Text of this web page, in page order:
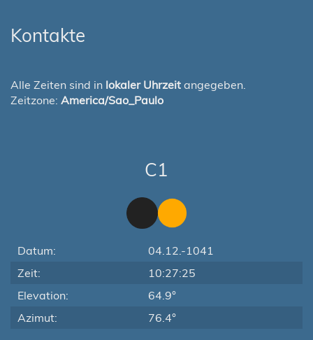
Kontakte
Alle Zeiten sind in lokaler Uhrzeit angegeben.
Zeitzone: America/Sao_Paulo
C1
Datum:
04.12.-1041
Zeit:
10:27:25
Elevation:
64.9°
Azimut:
76.4°